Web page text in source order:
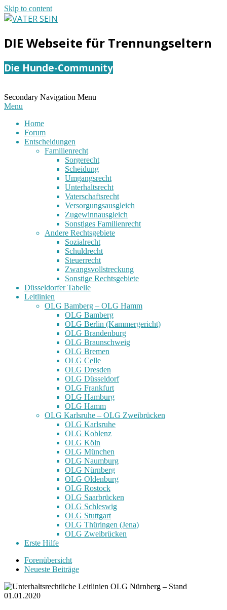
Skip to content
SEIN
DIE Webseite für Trennungseltern
Die Hunde-Community
Secondary Navigation Menu
Menu
Home
Forum
Entscheidungen
Familienrecht
Sorgerecht
Scheidung
Umgangsrecht
Unterhaltsrecht
Vaterschaftsrecht
Versorgungsausgleich
Zugewinnausgleich
Sonstiges Familienrecht
Andere Rechtsgebiete
Sozialrecht
Schuldrecht
Steuerrecht
Zwangsvollstreckung
Sonstige Rechtsgebiete
Düsseldorfer Tabelle
Leitlinien
OLG Bamberg – OLG Hamm
OLG Bamberg
OLG Berlin (Kammergericht)
OLG Brandenburg
OLG Braunschweig
OLG Bremen
OLG Celle
OLG Dresden
OLG Düsseldorf
OLG Frankfurt
OLG Hamburg
OLG Hamm
OLG Karlsruhe – OLG Zweibrücken
OLG Karlsruhe
OLG Koblenz
OLG Köln
OLG München
OLG Naumburg
OLG Nürnberg
OLG Oldenburg
OLG Rostock
OLG Saarbrücken
OLG Schleswig
OLG Stuttgart
OLG Thüringen (Jena)
OLG Zweibrücken
Erste Hilfe
Forenübersicht
Neueste Beiträge